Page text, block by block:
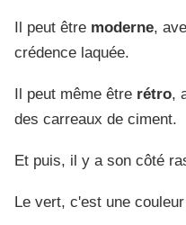
Il peut être moderne,
crédence laquée.
Il peut même être rétro,
des carreaux de ciment.
Et puis, il y a son côté
Le vert, c'est une